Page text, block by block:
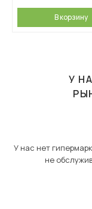
В корзину
У
У нас нет
не